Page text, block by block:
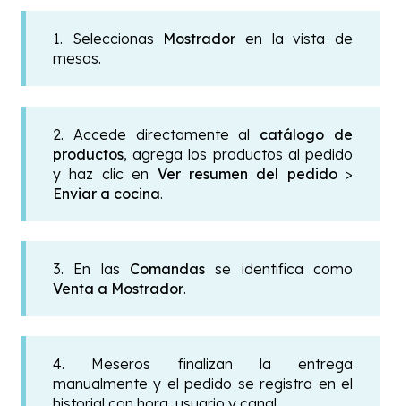
1. Seleccionas Mostrador en la vista de
mesas.
2. Accede directamente al catálogo de
productos, agrega los productos al pedido
y haz clic en Ver resumen del pedido >
Enviar a cocina.
3. En las Comandasse identifica como
Venta a Mostrador.
4. Meseros finalizan la entrega
manualmente y el pedido se registra en el